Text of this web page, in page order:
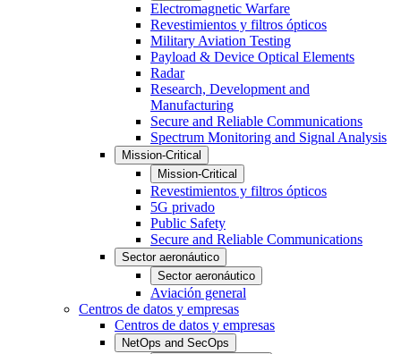
Electromagnetic Warfare
Revestimientos y filtros ópticos
Military Aviation Testing
Payload & Device Optical Elements
Radar
Research, Development and
Manufacturing
Secure and Reliable Communications
Spectrum Monitoring and Signal Analysis
Mission-Critical
Mission-Critical
Revestimientos y filtros ópticos
5G privado
Public Safety
Secure and Reliable Communications
Sector aeronáutico
Sector aeronáutico
Aviación general
Centros de datos y empresas
Centros de datos y empresas
NetOps and SecOps